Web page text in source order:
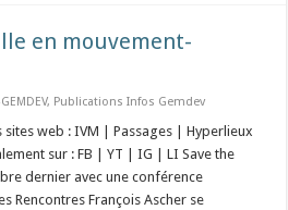
en mouvement-
, Publications Infos Gemdev
sites web : IVM | Passages | Hyperlieux
sur : FB | YT | IG | LI Save the
dernier avec une conférence
Rencontres François Ascher se